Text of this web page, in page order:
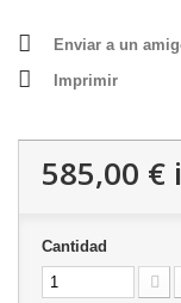
Enviar a un
Imprimir
585,00 €
Cantidad